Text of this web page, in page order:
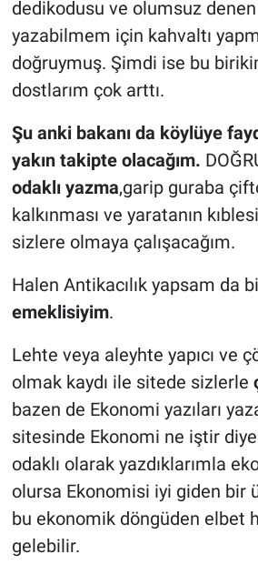
dedikodusu ve olumsuz
yazabilmem için kahvaltı
doğruymuş. Şimdi ise bu
dostlarım çok arttı.
Şu anki bakanı da köylüye
yakın takipte olacağım.
odaklı yazma,garip guraba
kalkınması ve yaratanın
sizlere olmaya çalışacağım.
Halen Antikacılık yapsam da
emeklisiyim.
Lehte veya aleyhte yapıcı ve
olmak kaydı ile sitede sizlerle
bazen de Ekonomi yazıları
sitesinde Ekonomi ne iştir
odaklı olarak yazdıklarımla
olursa Ekonomisi iyi giden bir
bu ekonomik döngüden elbet
gelebilir.